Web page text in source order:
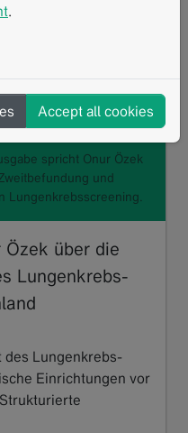
spricht Onur Özek
und
Lungenkrebsscreening.
Özek über die
Lungenkrebs-
Lungenkrebs-
Einrichtungen vor
.
Accept all cookies